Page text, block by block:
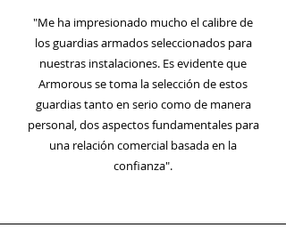
"Me ha impresionado mucho el calibre de
los guardias armados seleccionados para
nuestras instalaciones. Es evidente que
Armorous se toma la selección de estos
guardias tanto en serio como de manera
personal, dos aspectos fundamentales para
una relación comercial basada en la
confianza".